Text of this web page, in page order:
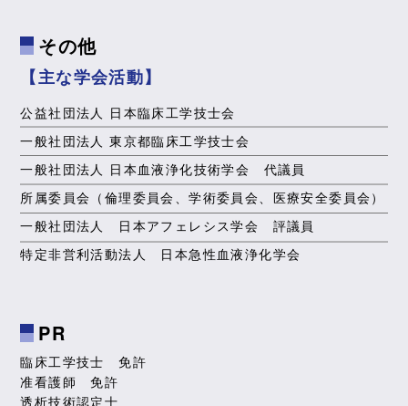
その他
【主な学会活動】
公益社団法人 日本臨床工学技士会
一般社団法人 東京都臨床工学技士会
一般社団法人 日本血液浄化技術学会 代議員
所属委員会（倫理委員会、学術委員会、医療安全委員会）
一般社団法人 日本アフェレシス学会 評議員
特定非営利活動法人 日本急性血液浄化学会
PR
臨床工学技士 免許
准看護師 免許
透析技術認定士